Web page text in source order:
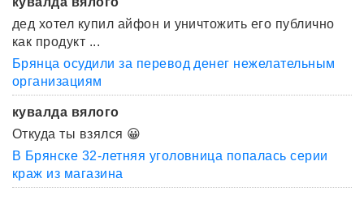
дед хотел купил айфон и уничтожить его публично
как продукт ...
Брянца осудили за перевод денег нежелательным
организациям
кувалда вялого
Откуда ты взялся 😀
В Брянске 32-летняя уголовница попалась серии
краж из магазина